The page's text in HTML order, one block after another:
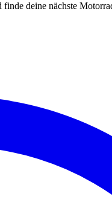
deine nächste